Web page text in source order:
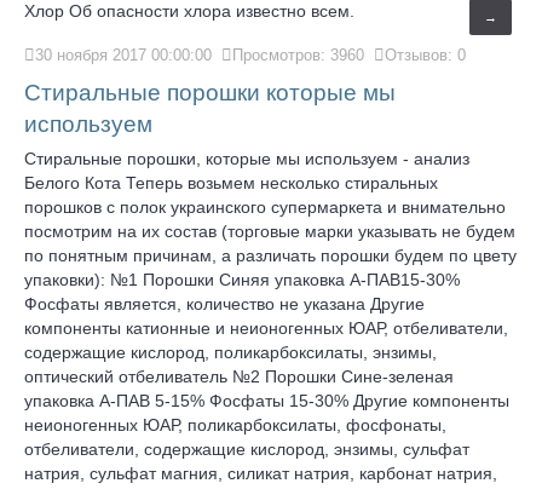
Хлор Об опасности хлора известно всем. →
30 ноября 2017 00:00:00 Просмотров: 3960 Отзывов: 0
Стиральные порошки которые мы
используем
Стиральные порошки, которые мы используем - анализ
Белого Кота Теперь возьмем несколько стиральных
порошков с полок украинского супермаркета и внимательно
посмотрим на их состав (торговые марки указывать не будем
по понятным причинам, а различать порошки будем по цвету
упаковки): №1 Порошки Синяя упаковка А-ПАВ15-30%
Фосфаты является, количество не указана Другие
компоненты катионные и неионогенных ЮАР, отбеливатели,
содержащие кислород, поликарбоксилаты, энзимы,
оптический отбеливатель №2 Порошки Сине-зеленая
упаковка А-ПАВ 5-15% Фосфаты 15-30% Другие компоненты
неионогенных ЮАР, поликарбоксилаты, фосфонаты,
отбеливатели, содержащие кислород, энзимы, сульфат
натрия, сульфат магния, силикат натрия, карбонат натрия,